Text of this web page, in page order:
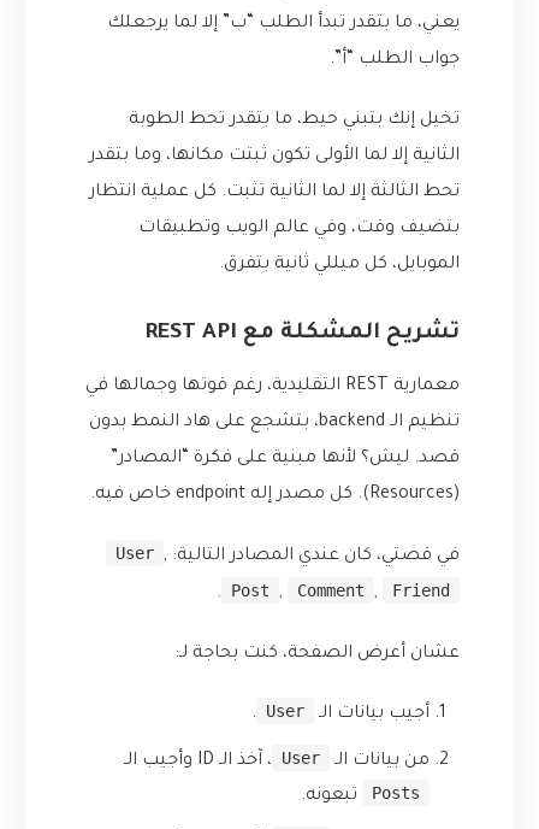
يعني، ما بتقدر تبدأ الطلب “ب” إلا لما يرجعلك
جواب الطلب “أ”.
تخيل إنك بتبني حيط، ما بتقدر تحط الطوبة
الثانية إلا لما الأولى تكون ثبتت مكانها، وما بتقدر
تحط الثالثة إلا لما الثانية تثبت. كل عملية انتظار
بتضيف وقت، وفي عالم الويب وتطبيقات
الموبايل، كل ميللي ثانية بتفرق.
تشريح المشكلة مع REST API
معمارية REST التقليدية، رغم قوتها وجمالها في
تنظيم الـ backend، بتشجع على هاد النمط بدون
قصد. ليش؟ لأنها مبنية على فكرة “المصادر”
(Resources). كل مصدر إله endpoint خاص فيه.
في قصتي، كان عندي المصادر التالية: User ,
Post , Comment , Friend
.
عشان أعرض الصفحة، كنت بحاجة لـ:
أجيب بيانات الـ User
.
من بيانات الـ User
، آخذ الـ ID وأجيب الـ
Posts
تبعونه.